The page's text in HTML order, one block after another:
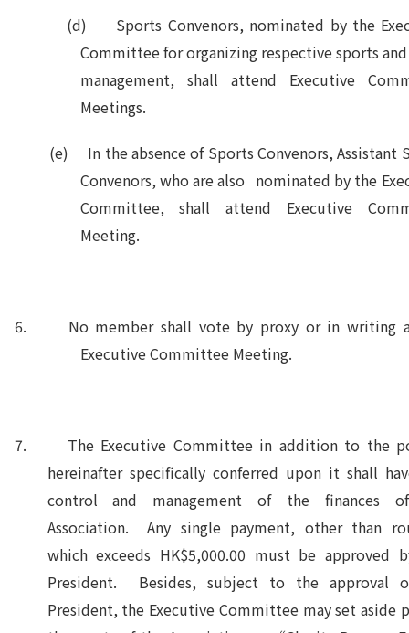
(d) Sports Convenors, nominated by the
Committee for organizing respective sports
management, shall attend Executive
Meetings.
(e) In the absence of Sports Convenors, Assistant
Convenors, who are also nominated by the
Committee, shall attend Executive
Meeting.
6. No member shall vote by proxy or in writing
Executive Committee Meeting.
7. The Executive Committee in addition to the
hereinafter specifically conferred upon it shall
control and management of the finances
Association. Any single payment, other than
which exceeds HK$5,000.00 must be approved
President. Besides, subject to the approval
President, the Executive Committee may set aside